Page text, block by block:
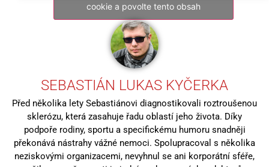
cookie a povolte tento obsah
SEBASTIÁN LUKAS KYČERKA
Před několika lety Sebastiánovi diagnostikovali roztroušenou
sklerózu, která zasahuje řadu oblastí jeho života. Díky
podpoře rodiny, sportu a specifickému humoru snadněji
překonává nástrahy vážné nemoci. Spolupracoval s několika
neziskovými organizacemi, nevyhnul se ani korporátní sféře,